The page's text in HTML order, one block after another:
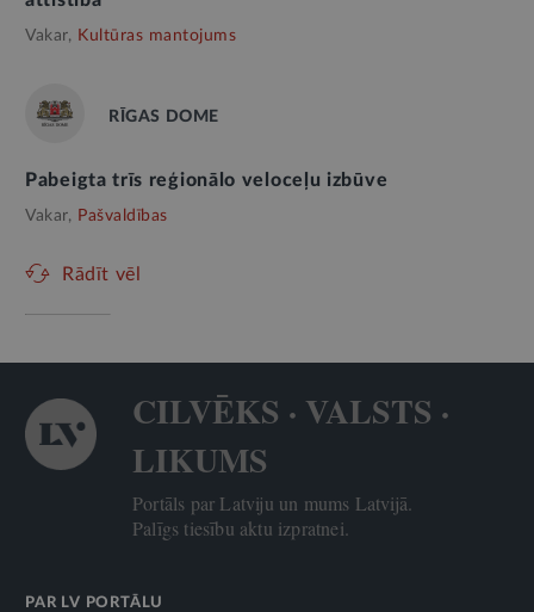
Vakar, Kultūras mantojums
RĪGAS DOME
Pabeigta trīs reģionālo veloceļu izbūve
Vakar, Pašvaldības
Rādīt vēl
CILVĒKS · VALSTS ·
LIKUMS
Portāls par Latviju un mums Latvijā.
Palīgs tiesību aktu izpratnei.
PAR LV PORTĀLU